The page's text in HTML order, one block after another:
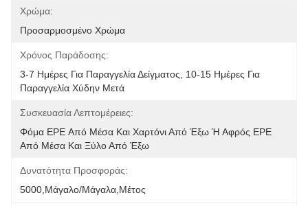
Χρώμα:
Προσαρμοσμένο Χρώμα
Χρόνος Παράδοσης:
3-7 Ημέρες Για Παραγγελία Δείγματος, 10-15 Ημέρες Για
Παραγγελία Χύδην Μετά
Συσκευασία Λεπτομέρειες:
Φόμα EPE Από Μέσα Και Χαρτόνι Από Έξω Ή Αφρός EPE
Από Μέσα Και Ξύλο Από Έξω
Δυνατότητα Προσφοράς:
5000,Μάγαλο/Μάγαλα,Μέτος